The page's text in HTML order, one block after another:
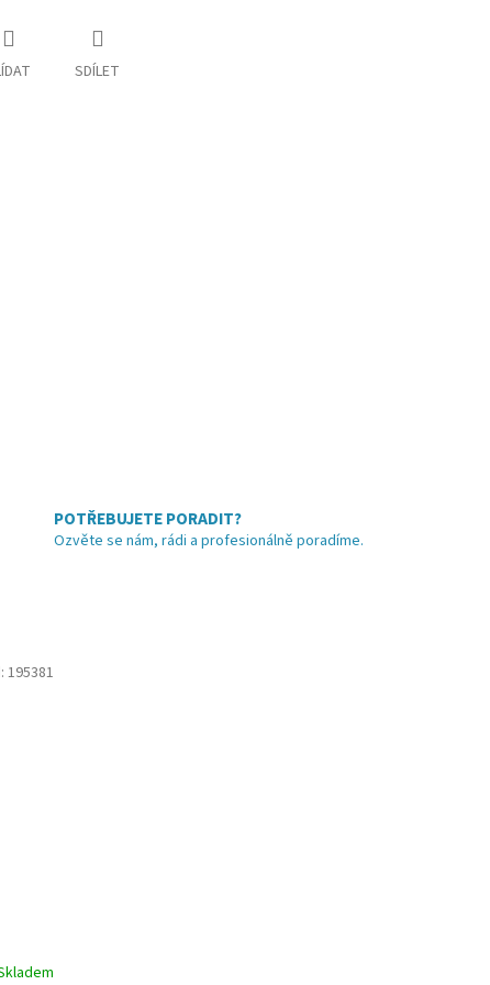
SDÍLET
POTŘEBUJETE PORADIT?
Ozvěte se nám, rádi a profesionálně poradíme.
195381